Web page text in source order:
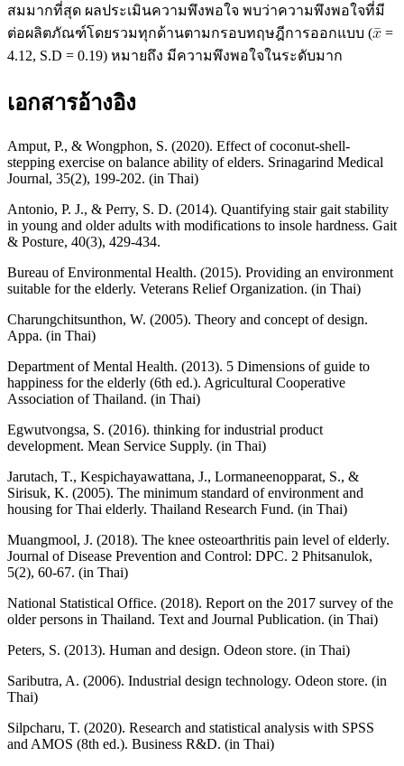
สมมากที่สุด ผลประเมินความพึงพอใจ พบว่าความพึงพอใจที่มี
ต่อผลิตภัณฑ์โดยรวมทุกด้านตามกรอบทฤษฎีการออกแบบ (
=
4.12, S.D = 0.19) หมายถึง มีความพึงพอใจในระดับมาก
เอกสารอ้างอิง
Amput, P., & Wongphon, S. (2020). Effect of coconut-shell-
stepping exercise on balance ability of elders. Srinagarind Medical
Journal, 35(2), 199-202. (in Thai)
Antonio, P. J., & Perry, S. D. (2014). Quantifying stair gait stability
in young and older adults with modifications to insole hardness. Gait
& Posture, 40(3), 429-434.
Bureau of Environmental Health. (2015). Providing an environment
suitable for the elderly. Veterans Relief Organization. (in Thai)
Charungchitsunthon, W. (2005). Theory and concept of design.
Appa. (in Thai)
Department of Mental Health. (2013). 5 Dimensions of guide to
happiness for the elderly (6th ed.). Agricultural Cooperative
Association of Thailand. (in Thai)
Egwutvongsa, S. (2016). thinking for industrial product
development. Mean Service Supply. (in Thai)
Jarutach, T., Kespichayawattana, J., Lormaneenopparat, S., &
Sirisuk, K. (2005). The minimum standard of environment and
housing for Thai elderly. Thailand Research Fund. (in Thai)
Muangmool, J. (2018). The knee osteoarthritis pain level of elderly.
Journal of Disease Prevention and Control: DPC. 2 Phitsanulok,
5(2), 60-67. (in Thai)
National Statistical Office. (2018). Report on the 2017 survey of the
older persons in Thailand. Text and Journal Publication. (in Thai)
Peters, S. (2013). Human and design. Odeon store. (in Thai)
Saributra, A. (2006). Industrial design technology. Odeon store. (in
Thai)
Silpcharu, T. (2020). Research and statistical analysis with SPSS
and AMOS (8th ed.). Business R&D. (in Thai)